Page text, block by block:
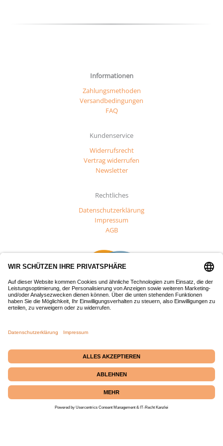
werden
Informationen
Zahlungsmethoden
Versandbedingungen
FAQ
Kundenservice
Widerrufsrecht
Vertrag widerrufen
Newsletter
Rechtliches
Datenschutzerklärung
Impressum
AGB
regionale Entwicklung (EFRE) gefördert.
Passepartout-Werkstatt· Bäckerstraße 2 · 21379
Echem
☎ +49 (0) 4139 686 69|